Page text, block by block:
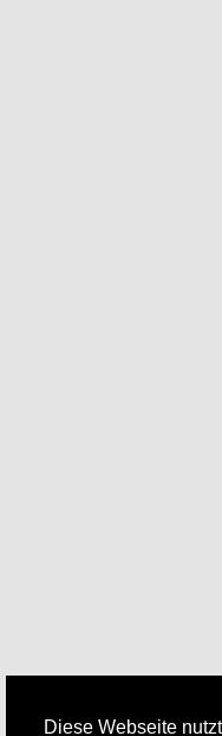
Diese Webseite